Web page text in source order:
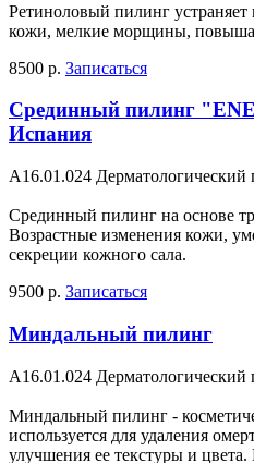
Ретиноловый пилинг
кожи, мелкие морщины,
8500 р. Записаться
Срединный пилинг
Испания
A16.01.024 Дерматологический
Срединный пилинг на основе
Возрастные изменения кожи,
секреции кожного сала.
9500 р. Записаться
Миндальный пилинг
A16.01.024 Дерматологический
Миндальный пилинг -
используется для удаления
улучшения ее текстуры и